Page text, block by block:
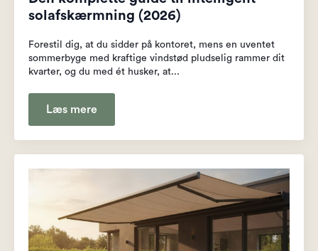
solafskærmning (2026)
Forestil dig, at du sidder på kontoret, mens en uventet
sommerbyge med kraftige vindstød pludselig rammer dit
kvarter, og du med ét husker, at...
Læs mere